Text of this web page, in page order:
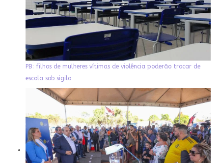
PB: filhos de mulheres vítimas de violência poderão trocar de
escola sob sigilo